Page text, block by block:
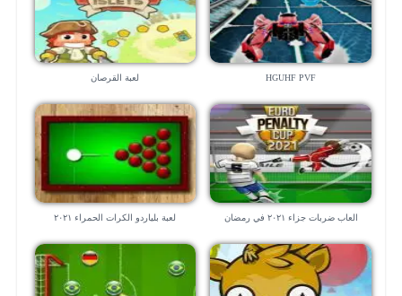
HGUHF PVF لعبة القرصان
العاب ضربات جزاء ٢٠٢١ في رمضان لعبة بلياردو الكرات الحمراء ٢٠٢١